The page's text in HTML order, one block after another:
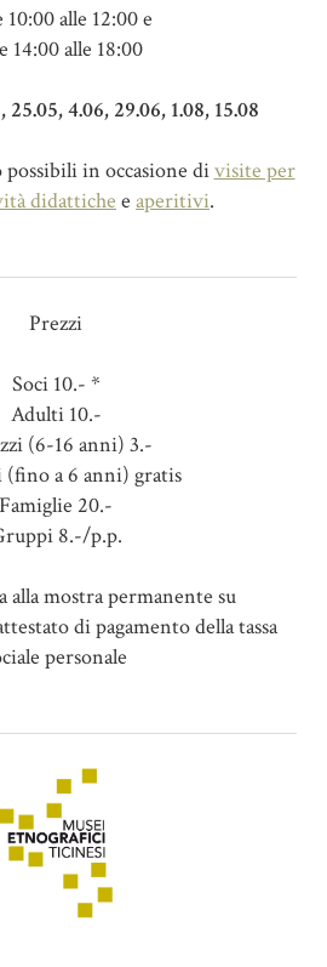
10:00 alle 12:00 e
14:00 alle 18:00
25.05, 4.06, 29.06, 1.08, 15.08
in occasione divisite per
didattiche e aperitivi.
Prezzi
Soci 10.- *
Adulti 10.-
(6-16 anni) 3.-
(fino a 6 anni) gratis
Famiglie 20.-
8.-/p.p.
mostra permanente su
di pagamento della tassa
personale